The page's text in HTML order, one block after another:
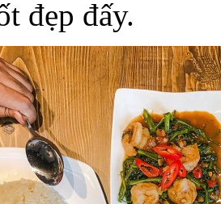
đẹp đấy.